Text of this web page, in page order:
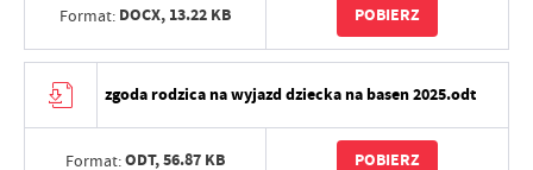
Format: DOCX, 13.22 KB POBIERZ
zgoda rodzica na wyjazd dziecka na basen 2025.odt
Format:ODT,56.87 KB POBIERZ